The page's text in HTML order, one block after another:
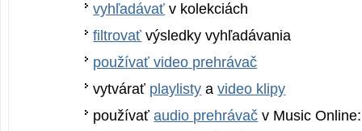
vyhľadávať v kolekciách
filtrovať výsledky vyhľadávania
používať video prehrávač
vytvárať playlisty avideo klipy
používaťaudio prehrávač v Music